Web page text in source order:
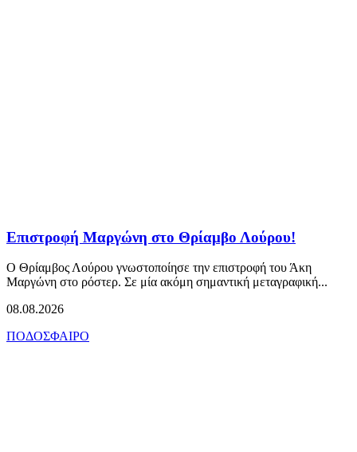
Επιστροφή Μαργώνη στο Θρίαμβο Λούρου!
Ο Θρίαμβος Λούρου γνωστοποίησε την επιστροφή του Άκη
Μαργώνη στο ρόστερ. Σε μία ακόμη σημαντική μεταγραφική...
08.08.2026
ΠΟΔΟΣΦΑΙΡΟ